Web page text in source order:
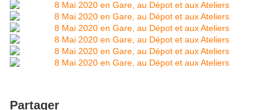
Partager